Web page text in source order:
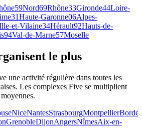
59Nord69Rhône33Gironde44Loire-
31Haute-Garonne06Alpes-
et-Vilaine34Hérault92Hauts-de-
94Val-de-Marne57Moselle
le plus
une activité régulière dans toutes les
Les complexes Five se multiplient
NiceNantesStrasbourgMontpellier
GrenobleDijonAngersNîmesAix-en-